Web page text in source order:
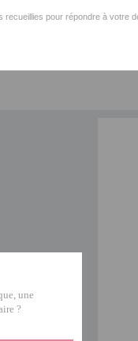
recueillies pour répondre à
une
?